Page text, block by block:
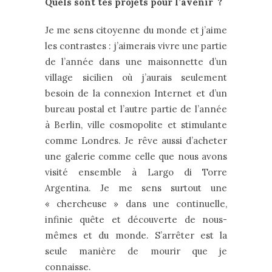
Quels sont tes projets pour l’avenir ?
Je me sens citoyenne du monde et j’aime
les contrastes : j’aimerais vivre une partie
de l’année dans une maisonnette d’un
village sicilien où j’aurais seulement
besoin de la connexion Internet et d’un
bureau postal et l’autre partie de l’année
à Berlin, ville cosmopolite et stimulante
comme Londres. Je rêve aussi d’acheter
une galerie comme celle que nous avons
visité ensemble à Largo di Torre
Argentina. Je me sens surtout une
« chercheuse » dans une continuelle,
infinie quête et découverte de nous-
mêmes et du monde. S’arrêter est la
seule manière de mourir que je
connaisse.